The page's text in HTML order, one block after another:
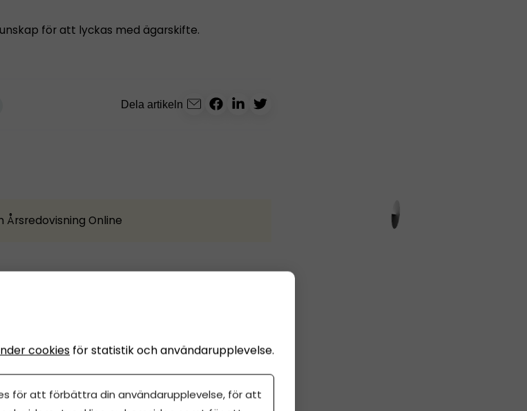
för att lyckas med ägarskifte.
Dela artikeln
Årsredovisning Online
cookies för statistik och användarupplevelse.
för att förbättra din användarupplevelse, för att